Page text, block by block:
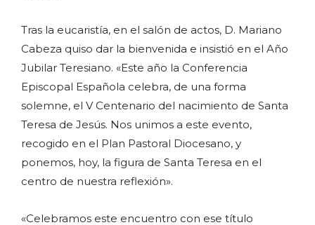
Tras la eucaristía, en el salón de actos, D. Mariano
Cabeza quiso dar la bienvenida e insistió en el Año
Jubilar Teresiano. «Este año la Conferencia
Episcopal Española celebra, de una forma
solemne, el V Centenario del nacimiento de Santa
Teresa de Jesús. Nos unimos a este evento,
recogido en el Plan Pastoral Diocesano, y
ponemos, hoy, la figura de Santa Teresa en el
centro de nuestra reflexión».
«Celebramos este encuentro con ese título